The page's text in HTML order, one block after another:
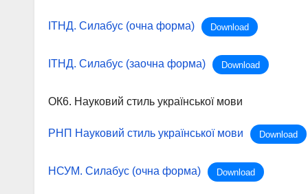
ІТНД. Силабус (очна форма) Download
ІТНД. Силабус (заочна форма) Download
ОК6. Науковий стиль української мови
РНП Науковий стиль української мови Download
НСУМ. Силабус (очна форма) Download